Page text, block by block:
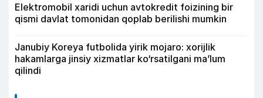
Elektromobil xaridi uchun avtokredit foizining bir
qismi davlat tomonidan qoplab berilishi mumkin
Janubiy Koreya futbolida yirik mojaro: xorijlik
hakamlarga jinsiy xizmatlar ko‘rsatilgani ma’lum
qilindi